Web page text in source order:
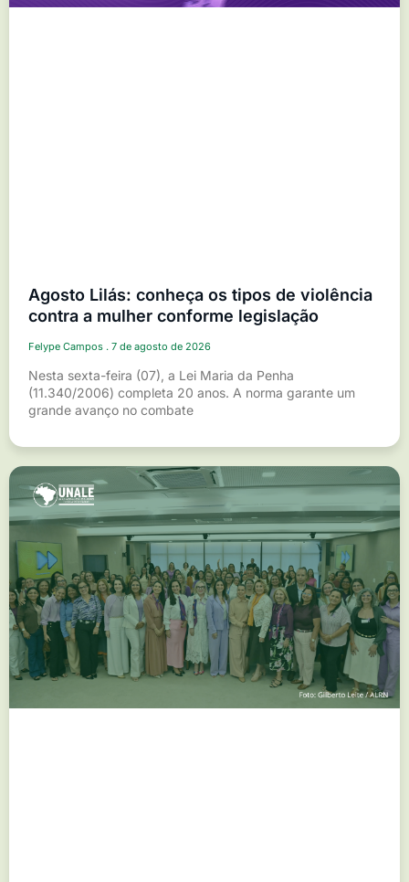
Agosto Lilás: conheça os tipos de violência
contra a mulher conforme legislação
Felype Campos 7 de agosto de 2026
Nesta sexta-feira (07), a Lei Maria da Penha
(11.340/2006) completa 20 anos. A norma garante um
grande avanço no combate